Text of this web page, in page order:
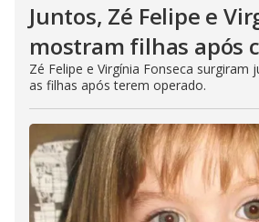
Juntos, Zé Felipe e
mostram filhas após
Zé Felipe e Virgínia Fonseca surgiram
as filhas após terem operado.